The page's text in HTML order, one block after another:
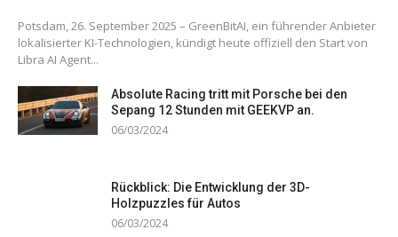
Potsdam, 26. September 2025 – GreenBitAI, ein führender Anbieter
lokalisierter KI-Technologien, kündigt heute offiziell den Start von
Libra AI Agent...
Absolute Racing tritt mit Porsche bei den
Sepang 12 Stunden mit GEEKVP an.
06/03/2024
Rückblick: Die Entwicklung der 3D-
Holzpuzzles für Autos
06/03/2024